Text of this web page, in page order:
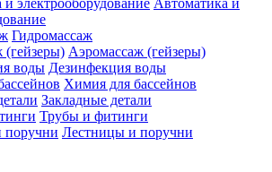
Автоматика и
Гидромассаж
Аэромассаж (гейзеры)
Дезинфекция воды
Химия для бассейнов
Закладные детали
Трубы и фитинги
Лестницы и поручни